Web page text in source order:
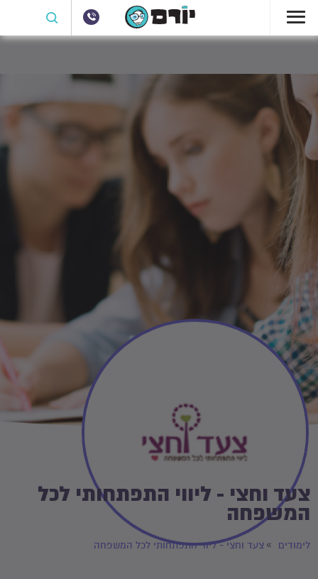
צעד וחצי - ליווי התפתחותי לכל
המשפחה
לימודים צעד וחצי - ליווי התפתחותי לכל המשפחה